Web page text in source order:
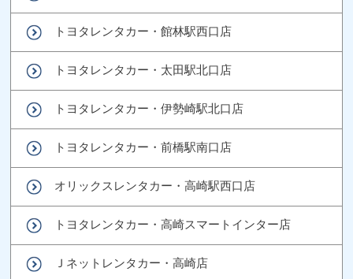
トヨタレンタカー・館林駅西口店
トヨタレンタカー・太田駅北口店
トヨタレンタカー・伊勢崎駅北口店
トヨタレンタカー・前橋駅南口店
オリックスレンタカー・高崎駅西口店
トヨタレンタカー・高崎スマートインター店
Ｊネットレンタカー・高崎店